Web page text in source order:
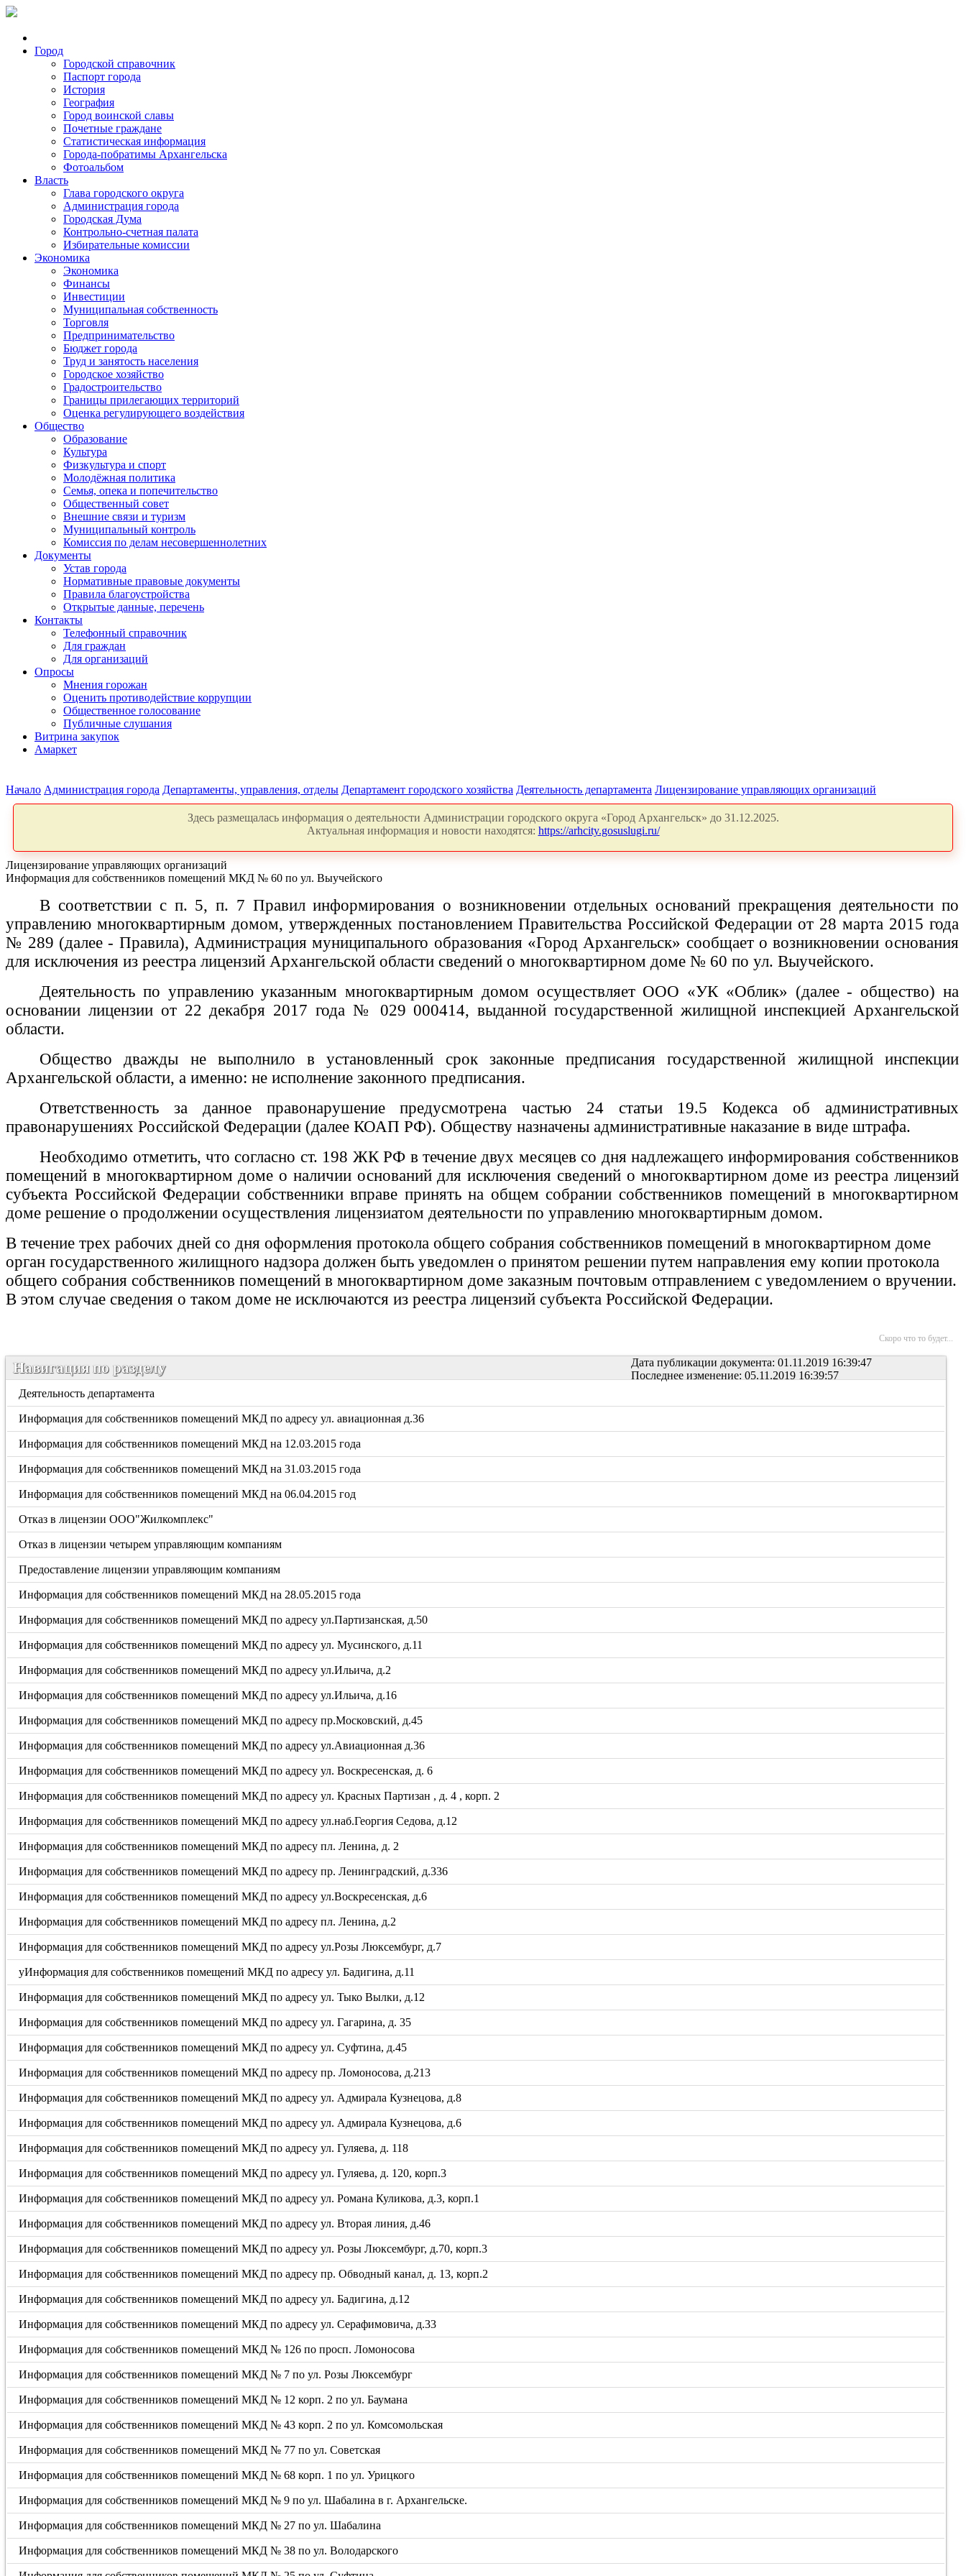
Город
Городской справочник
Паспорт города
История
География
Город воинской славы
Почетные граждане
Статистическая информация
Города-побратимы Архангельска
Фотоальбом
Власть
Глава городского округа
Администрация города
Городская Дума
Контрольно-счетная палата
Избирательные комиссии
Экономика
Экономика
Финансы
Инвестиции
Муниципальная собственность
Торговля
Предпринимательство
Бюджет города
Труд и занятость населения
Городское хозяйство
Градостроительство
Границы прилегающих территорий
Оценка регулирующего воздействия
Общество
Образование
Культура
Физкультура и спорт
Молодёжная политика
Семья, опека и попечительство
Общественный совет
Внешние связи и туризм
Муниципальный контроль
Комиссия по делам несовершеннолетних
Документы
Устав города
Нормативные правовые документы
Правила благоустройства
Открытые данные, перечень
Контакты
Телефонный справочник
Для граждан
Для организаций
Опросы
Мнения горожан
Оценить противодействие коррупции
Общественное голосование
Публичные слушания
Витрина закупок
Амаркет
Начало Администрация города Департаменты, управления, отделы Департамент городского хозяйства Деятельность департамента Лицензирование управляющих организаций
Здесь размещалась информация о деятельности Администрации городского округа «Город Архангельск» до 31.12.2025.
Актуальная информация и новости находятся: https://arhcity.gosuslugi.ru/
Лицензирование управляющих организаций
Информация для собственников помещений МКД № 60 по ул. Выучейского
В соответствии с п. 5, п. 7 Правил информирования о возникновении отдельных оснований прекращения деятельности по
управлению многоквартирным домом, утвержденных постановлением Правительства Российской Федерации от 28 марта 2015 года
№ 289 (далее - Правила), Администрация муниципального образования «Город Архангельск» сообщает о возникновении основания
для исключения из реестра лицензий Архангельской области сведений о многоквартирном доме № 60 по ул. Выучейского.
Деятельность по управлению указанным многоквартирным домом осуществляет ООО «УК «Облик» (далее - общество) на
основании лицензии от 22 декабря 2017 года № 029 000414,выданнойгосударственной жилищной инспекцией Архангельской
области.
Общество дважды не выполнило в установленный срок законные предписания государственной жилищной инспекции
Архангельской области, а именно: не исполнение законного предписания.
Ответственность за данное правонарушение предусмотрена частью 24 статьи 19.5 Кодекса об административных
правонарушениях Российской Федерации (далее КОАП РФ). Обществу назначены административные наказание в виде штрафа.
Необходимо отметить, что согласно ст. 198 ЖК РФ в течение двух месяцев со дня надлежащего информирования собственников
помещений в многоквартирном доме о наличии оснований для исключения сведений о многоквартирном доме из реестра лицензий
субъекта Российской Федерации собственники вправе принять на общем собрании собственников помещений в многоквартирном
доме решение о продолжении осуществления лицензиатом деятельности по управлению многоквартирным домом.
В течение трех рабочих дней со дня оформления протокола общего собрания собственников помещений в многоквартирном доме
орган государственного жилищного надзора должен быть уведомлен о принятом решении путем направления ему копии протокола
общего собрания собственников помещений в многоквартирном доме заказным почтовым отправлением с уведомлением о вручении.
В этом случае сведения о таком доме не исключаются из реестра лицензий субъекта Российской Федерации.
Скоро что то будет...
Дата публикации документа: 01.11.2019 16:39:47
Последнее изменение: 05.11.2019 16:39:57
Навигация по разделу
Деятельность департамента
Информация для собственников помещений МКД по адресу ул. авиационная д.36
Информация для собственников помещений МКД на 12.03.2015 года
Информация для собственников помещений МКД на 31.03.2015 года
Информация для собственников помещений МКД на 06.04.2015 год
Отказ в лицензии ООО"Жилкомплекс"
Отказ в лицензии четырем управляющим компаниям
Предоставление лицензии управляющим компаниям
Информация для собственников помещений МКД на 28.05.2015 года
Информация для собственников помещений МКД по адресу ул.Партизанская, д.50
Информация для собственников помещений МКД по адресу ул. Мусинского, д.11
Информация для собственников помещений МКД по адресу ул.Ильича, д.2
Информация для собственников помещений МКД по адресу ул.Ильича, д.16
Информация для собственников помещений МКД по адресу пр.Московский, д.45
Информация для собственников помещений МКД по адресу ул.Авиационная д.36
Информация для собственников помещений МКД по адресу ул. Воскресенская, д. 6
Информация для собственников помещений МКД по адресу ул. Красных Партизан , д. 4 , корп. 2
Информация для собственников помещений МКД по адресу ул.наб.Георгия Седова, д.12
Информация для собственников помещений МКД по адресу пл. Ленина, д. 2
Информация для собственников помещений МКД по адресу пр. Ленинградский, д.336
Информация для собственников помещений МКД по адресу ул.Воскресенская, д.6
Информация для собственников помещений МКД по адресу пл. Ленина, д.2
Информация для собственников помещений МКД по адресу ул.Розы Люксембург, д.7
уИнформация для собственников помещений МКД по адресу ул. Бадигина, д.11
Информация для собственников помещений МКД по адресу ул. Тыко Вылки, д.12
Информация для собственников помещений МКД по адресу ул. Гагарина, д. 35
Информация для собственников помещений МКД по адресу ул. Суфтина, д.45
Информация для собственников помещений МКД по адресу пр. Ломоносова, д.213
Информация для собственников помещений МКД по адресу ул. Адмирала Кузнецова, д.8
Информация для собственников помещений МКД по адресу ул. Адмирала Кузнецова, д.6
Информация для собственников помещений МКД по адресу ул. Гуляева, д. 118
Информация для собственников помещений МКД по адресу ул. Гуляева, д. 120, корп.3
Информация для собственников помещений МКД по адресу ул. Романа Куликова, д.3, корп.1
Информация для собственников помещений МКД по адресу ул. Вторая линия, д.46
Информация для собственников помещений МКД по адресу ул. Розы Люксембург, д.70, корп.3
Информация для собственников помещений МКД по адресу пр. Обводный канал, д. 13, корп.2
Информация для собственников помещений МКД по адресу ул. Бадигина, д.12
Информация для собственников помещений МКД по адресу ул. Серафимовича, д.33
Информация для собственников помещений МКД № 126 по просп. Ломоносова
Информация для собственников помещений МКД № 7 по ул. Розы Люксембург
Информация для собственников помещений МКД № 12 корп. 2 по ул. Баумана
Информация для собственников помещений МКД № 43 корп. 2 по ул. Комсомольская
Информация для собственников помещений МКД № 77 по ул. Советская
Информация для собственников помещений МКД № 68 корп. 1 по ул. Урицкого
Информация для собственников помещений МКД № 9 по ул. Шабалина в г. Архангельске.
Информация для собственников помещений МКД № 27 по ул. Шабалина
Информация для собственников помещений МКД № 38 по ул. Володарского